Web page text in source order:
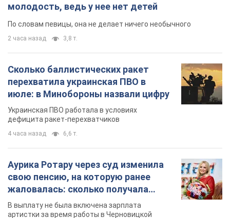
Украинская ПВО работала в условиях
Аурика Ротару через суд изменила
свою пенсию, на которую ранее
жаловалась: сколько получала
певица
артистки за время работы в Черновицкой
филармонии
через 8 часов